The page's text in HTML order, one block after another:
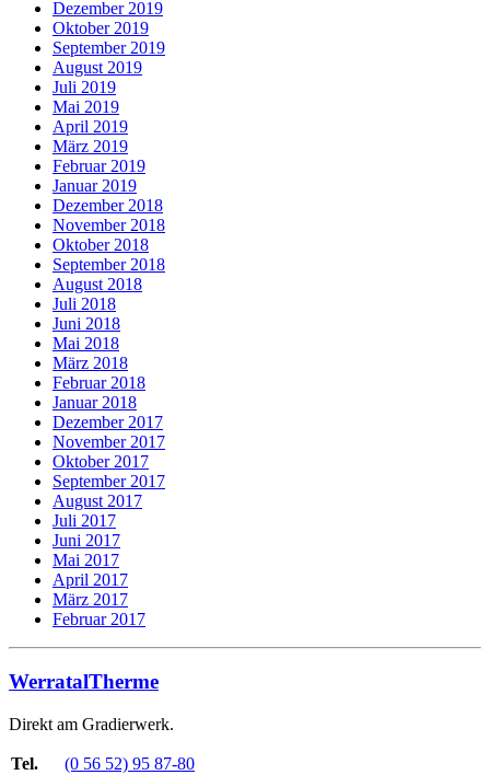
Dezember 2019
Oktober 2019
September 2019
August 2019
Juli 2019
Mai 2019
April 2019
März 2019
Februar 2019
Januar 2019
Dezember 2018
November 2018
Oktober 2018
September 2018
August 2018
Juli 2018
Juni 2018
Mai 2018
März 2018
Februar 2018
Januar 2018
Dezember 2017
November 2017
Oktober 2017
September 2017
August 2017
Juli 2017
Juni 2017
Mai 2017
April 2017
März 2017
Februar 2017
WerratalTherme
Direkt am Gradierwerk.
Tel.
(0 56 52) 95 87-80